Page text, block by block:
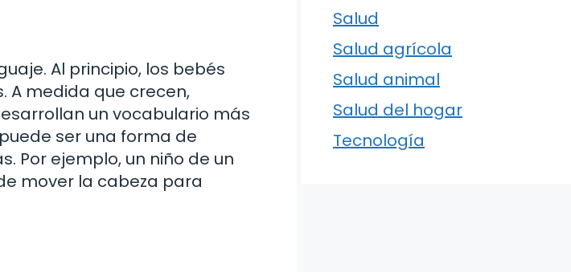
Al principio, los bebés
A medida que crecen,
un vocabulario más
ser una forma de
Por ejemplo, un niño de un
mover la cabeza para
Salud
Salud agrícola
Salud animal
Salud del hogar
Tecnología